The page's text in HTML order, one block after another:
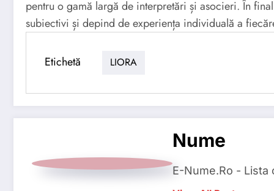
pentru o gamă largă de interpretări și asocieri. În
subiectivi și depind de experiența individuală a
Etichetă LIORA
Nume
E-Nume.Ro - Lista